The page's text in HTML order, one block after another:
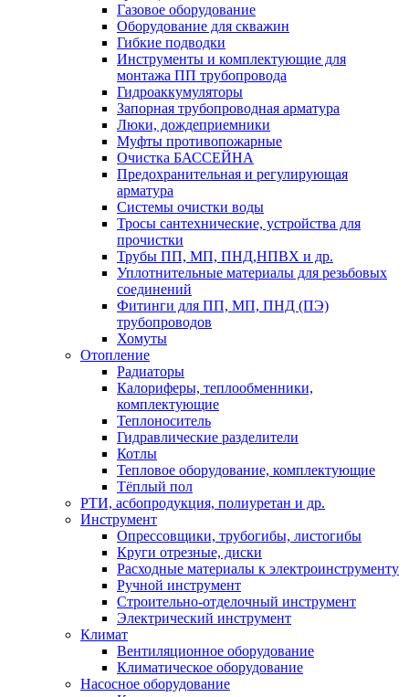
Газовое оборудование
Оборудование для скважин
Гибкие подводки
Инструменты и комплектующие для
монтажа ПП трубопровода
Гидроаккумуляторы
Запорная трубопроводная арматура
Люки, дождеприемники
Муфты противопожарные
Очистка БАССЕЙНА
Предохранительная и регулирующая
арматура
Системы очистки воды
Тросы сантехнические, устройства для
прочистки
Трубы ПП, МП, ПНД,НПВХ и др.
Уплотнительные материалы для резьбовых
соединений
Фитинги для ПП, МП, ПНД (ПЭ)
трубопроводов
Хомуты
Отопление
Радиаторы
Калориферы, теплообменники,
комплектующие
Теплоноситель
Гидравлические разделители
Котлы
Тепловое оборудование, комплектующие
Тёплый пол
РТИ, асбопродукция, полиуретан и др.
Инструмент
Опрессовщики, трубогибы, листогибы
Круги отрезные, диски
Расходные материалы к электроинструменту
Ручной инструмент
Строительно-отделочный инструмент
Электрический инструмент
Климат
Вентиляционное оборудование
Климатическое оборудование
Насосное оборудование